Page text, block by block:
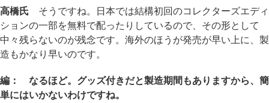
高橋氏 そうですね。日本では結構初回のコレクターズエディ
ションの一部を無料で配ったりしているので、その形として
中々残らないのが残念です。海外のほうが発売が早い上に、製
造もかなり早いのです。
編： なるほど。グッズ付きだと製造期間もありますから、簡
単にはいかないわけですね。